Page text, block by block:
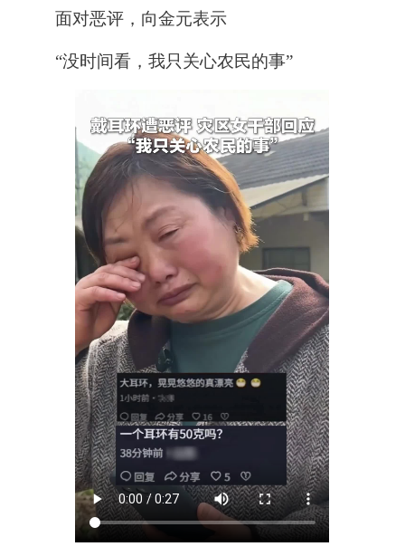
面对恶评， 向金元表示
“没时间看，我只关心农民的事”